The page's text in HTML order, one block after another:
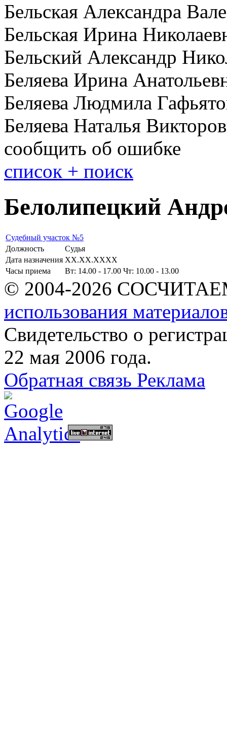
Бельская Александра
Бельская Ирина
Бельский Александр
Беляева Ирина
Беляева Людмила
Беляева Наталья
сообщить об ошибке
cписок + поиск
Белолипецкий
Cудебный участок №5
Должность
Судья
Дата назначения XX.XX.XXXX
Часы приема
Вт: 14.00 - 17.00 Чт: 10.00 - 13.00
© 2004-2026
использования
Свидетельство о
22 мая 2006 года.
Обратная связь Реклама